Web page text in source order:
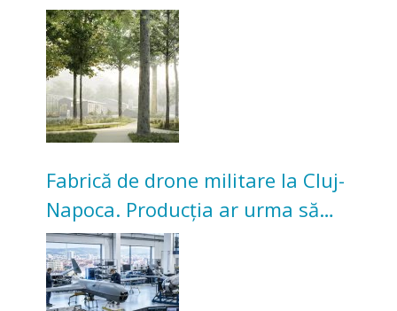
transformarea Grădinii Casei
Universitarilor
Fabrică de drone militare la Cluj-
Napoca. Producția ar urma să
înceapă în toamna acestui an